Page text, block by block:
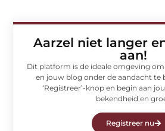
Aarzel niet langer
aan!
Dit platform is de ideale omgeving
en jouw blog onder de aandacht te
‘Registreer’-knop en begin aan
bekendheid en
Registreer nu